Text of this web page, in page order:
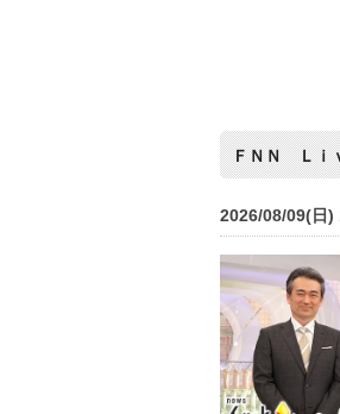
ＦＮＮ Ｌｉ
2026/08/09(日)